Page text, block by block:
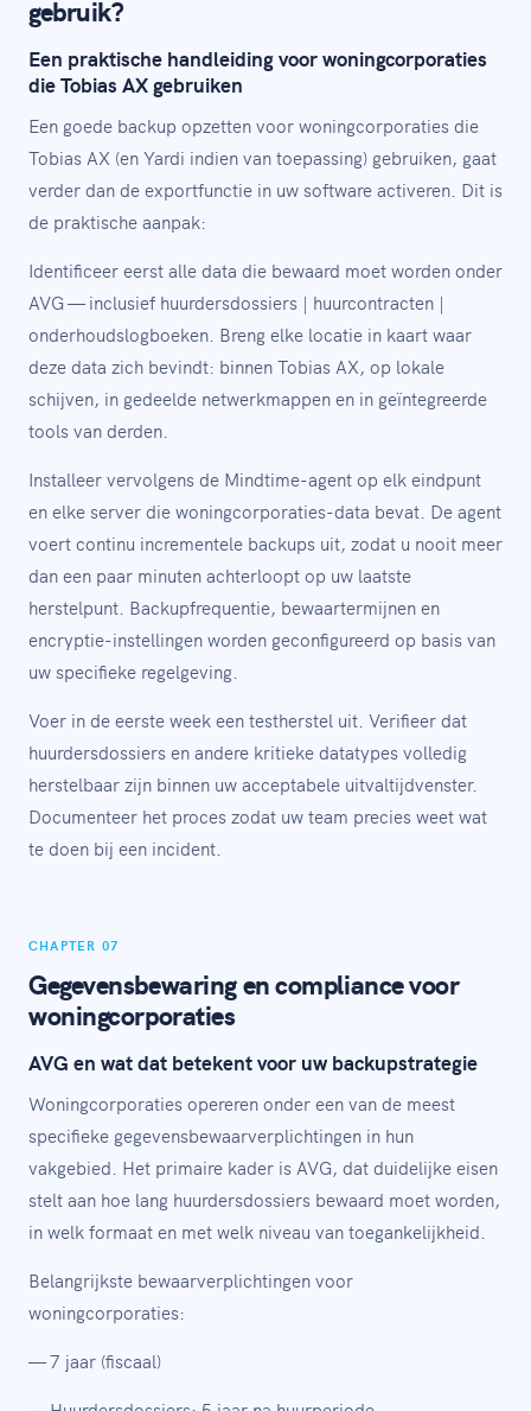
gebruik?
Een praktische handleiding voor woningcorporaties
die Tobias AX gebruiken
Een goede backup opzetten voor woningcorporaties die
Tobias AX (en Yardi indien van toepassing) gebruiken, gaat
verder dan de exportfunctie in uw software activeren. Dit is
de praktische aanpak:
Identificeer eerst alle data die bewaard moet worden onder
AVG — inclusief huurdersdossiers | huurcontracten |
onderhoudslogboeken. Breng elke locatie in kaart waar
deze data zich bevindt: binnen Tobias AX, op lokale
schijven, in gedeelde netwerkmappen en in geïntegreerde
tools van derden.
Installeer vervolgens de Mindtime-agent op elk eindpunt
en elke server die woningcorporaties-data bevat. De agent
voert continu incrementele backups uit, zodat u nooit meer
dan een paar minuten achterloopt op uw laatste
herstelpunt. Backupfrequentie, bewaartermijnen en
encryptie-instellingen worden geconfigureerd op basis van
uw specifieke regelgeving.
Voer in de eerste week een testherstel uit. Verifieer dat
huurdersdossiers en andere kritieke datatypes volledig
herstelbaar zijn binnen uw acceptabele uitvaltijdvenster.
Documenteer het proces zodat uw team precies weet wat
te doen bij een incident.
CHAPTER 07
Gegevensbewaring en compliance voor
woningcorporaties
AVG en wat dat betekent voor uw backupstrategie
Woningcorporaties opereren onder een van de meest
specifieke gegevensbewaarverplichtingen in hun
vakgebied. Het primaire kader is AVG, dat duidelijke eisen
stelt aan hoe lang huurdersdossiers bewaard moet worden,
in welk formaat en met welk niveau van toegankelijkheid.
Belangrijkste bewaarverplichtingen voor
woningcorporaties:
— 7 jaar (fiscaal)